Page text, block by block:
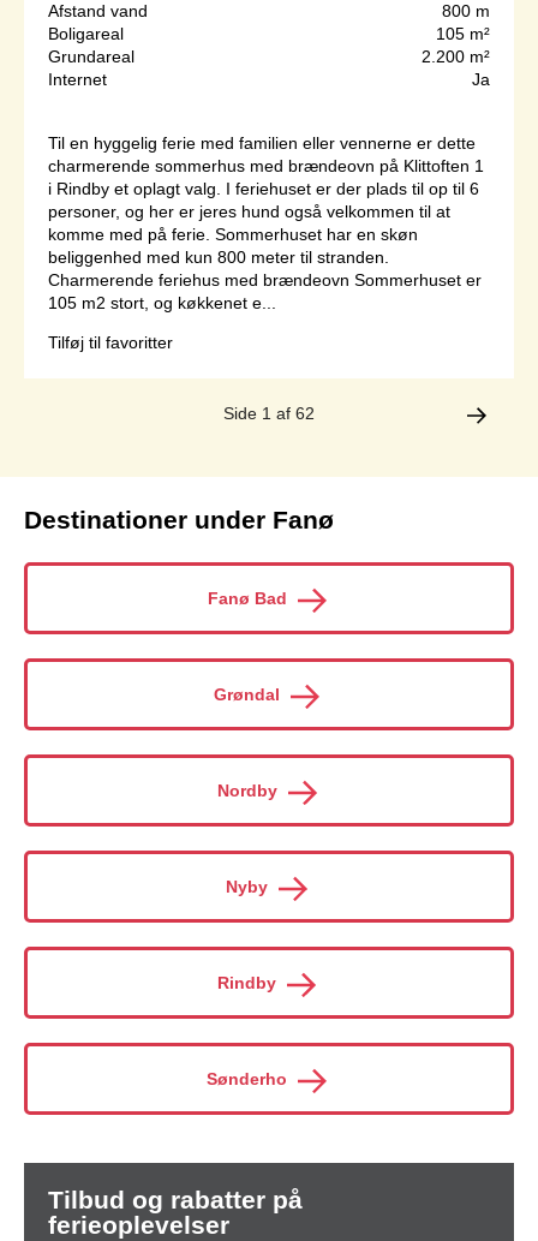
Afstand vand
800 m
Boligareal
105 m²
Grundareal
2.200 m²
Internet
Ja
Til en hyggelig ferie med familien eller vennerne er dette
charmerende sommerhus med brændeovn på Klittoften 1
i Rindby et oplagt valg. I feriehuset er der plads til op til 6
personer, og her er jeres hund også velkommen til at
komme med på ferie. Sommerhuset har en skøn
beliggenhed med kun 800 meter til stranden.
Charmerende feriehus med brændeovn Sommerhuset er
105 m2 stort, og køkkenet e...
Tilføj til favoritter
Side 1 af 62
Destinationer under Fanø
Fanø Bad
Grøndal
Nordby
Nyby
Rindby
Sønderho
Tilbud og rabatter på
ferieoplevelser